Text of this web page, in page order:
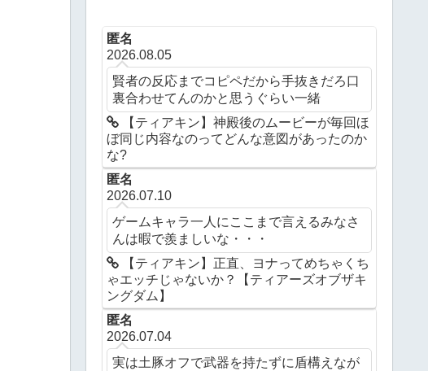
匿名
2026.08.05
賢者の反応までコピペだから手抜きだろ口
裏合わせてんのかと思うぐらい一緒
【ティアキン】神殿後のムービーが毎回ほ
ぼ同じ内容なのってどんな意図があったのか
な?
匿名
2026.07.10
ゲームキャラ一人にここまで言えるみなさ
んは暇で羨ましいな・・・
【ティアキン】正直、ヨナってめちゃくち
ゃエッチじゃないか？【ティアーズオブザキ
ングダム】
匿名
2026.07.04
実は土豚オフで武器を持たずに盾構えなが